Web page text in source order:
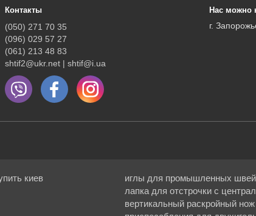
Контакты
(050) 271 70 35
(096) 029 57 27
(061) 213 48 83
shtif2@ukr.net | shtif@i.ua
Нас можно
г.
киев
иглы для промышленных
лапка для отстрочки с
вертикальный раскройный нож